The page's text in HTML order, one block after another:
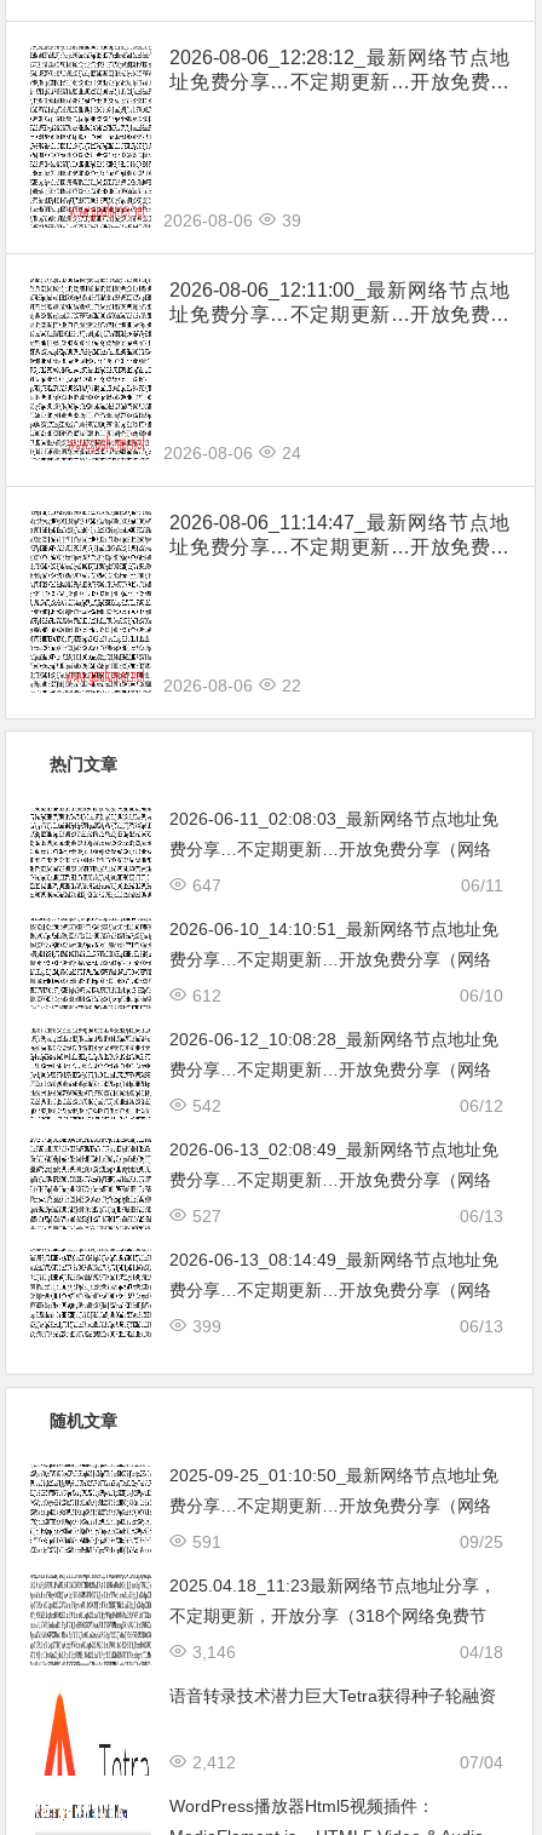
2026-08-06_12:28:12_最新网络节点地
址免费分享…不定期更新…开放免费分
2026-08-06 39
2026-08-06_12:11:00_最新网络节点地
址免费分享…不定期更新…开放免费分
2026-08-06 24
2026-08-06_11:14:47_最新网络节点地
址免费分享…不定期更新…开放免费分
2026-08-06 22
热门文章
2026-06-11_02:08:03_最新网络节点地址免
费分享…不定期更新…开放免费分享（网络
免费节点香港|日本|韩国|新加坡|台湾|马来西
06/11
647
2026-06-10_14:10:51_最新网络节点地址免
费分享…不定期更新…开放免费分享（网络
免费节点香港|日本|韩国|新加坡|台湾|马来西
06/10
612
2026-06-12_10:08:28_最新网络节点地址免
费分享…不定期更新…开放免费分享（网络
免费节点香港|日本|韩国|新加坡|台湾|马来西
06/12
542
2026-06-13_02:08:49_最新网络节点地址免
费分享…不定期更新…开放免费分享（网络
免费节点香港|日本|韩国|新加坡|台湾|马来西
06/13
527
2026-06-13_08:14:49_最新网络节点地址免
费分享…不定期更新…开放免费分享（网络
免费节点香港|日本|韩国|新加坡|台湾|马来西
06/13
399
随机文章
2025-09-25_01:10:50_最新网络节点地址免
费分享…不定期更新…开放免费分享（网络
免费节点香港|日本|韩国|新加坡|台湾|马来西
09/25
591
2025.04.18_11:23最新网络节点地址分享，
不定期更新，开放分享（318个网络免费节
点香港|日本|韩国|新加坡|台湾|马来西亚|美
奥地利|荷兰|波兰|俄罗斯|瑞士|意大利爱尔
Clash|V2ray|SSR）不断努力提高更新频率
和数量。
04/18
3,146
语音转录技术潜力巨大Tetra获得种子轮融资
07/04
2,412
WordPress播放器Html5视频插件：